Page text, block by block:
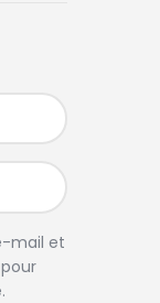
mail et